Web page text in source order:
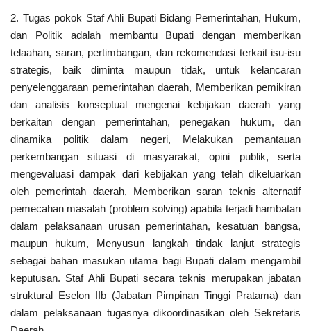
2. Tugas pokok Staf Ahli Bupati Bidang Pemerintahan, Hukum,
dan Politik adalah membantu Bupati dengan memberikan
telaahan, saran, pertimbangan, dan rekomendasi terkait isu-isu
strategis, baik diminta maupun tidak, untuk kelancaran
penyelenggaraan pemerintahan daerah, Memberikan pemikiran
dan analisis konseptual mengenai kebijakan daerah yang
berkaitan dengan pemerintahan, penegakan hukum, dan
dinamika politik dalam negeri, Melakukan pemantauan
perkembangan situasi di masyarakat, opini publik, serta
mengevaluasi dampak dari kebijakan yang telah dikeluarkan
oleh pemerintah daerah, Memberikan saran teknis alternatif
pemecahan masalah (problem solving) apabila terjadi hambatan
dalam pelaksanaan urusan pemerintahan, kesatuan bangsa,
maupun hukum, Menyusun langkah tindak lanjut strategis
sebagai bahan masukan utama bagi Bupati dalam mengambil
keputusan. Staf Ahli Bupati secara teknis merupakan jabatan
struktural Eselon IIb (Jabatan Pimpinan Tinggi Pratama) dan
dalam pelaksanaan tugasnya dikoordinasikan oleh Sekretaris